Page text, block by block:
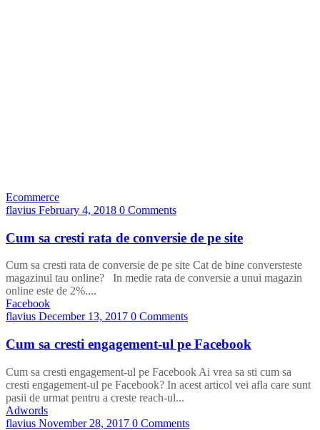
Ecommerce
flavius February 4, 2018 0 Comments
Cum sa cresti rata de conversie de pe site
Cum sa cresti rata de conversie de pe site Cat de bine conversteste
magazinul tau online? In medie rata de conversie a unui magazin
online este de 2%....
Facebook
flavius December 13, 2017 0 Comments
Cum sa cresti engagement-ul pe Facebook
Cum sa cresti engagement-ul pe Facebook Ai vrea sa sti cum sa
cresti engagement-ul pe Facebook? In acest articol vei afla care sunt
pasii de urmat pentru a creste reach-ul...
Adwords
flavius November 28, 2017 0 Comments